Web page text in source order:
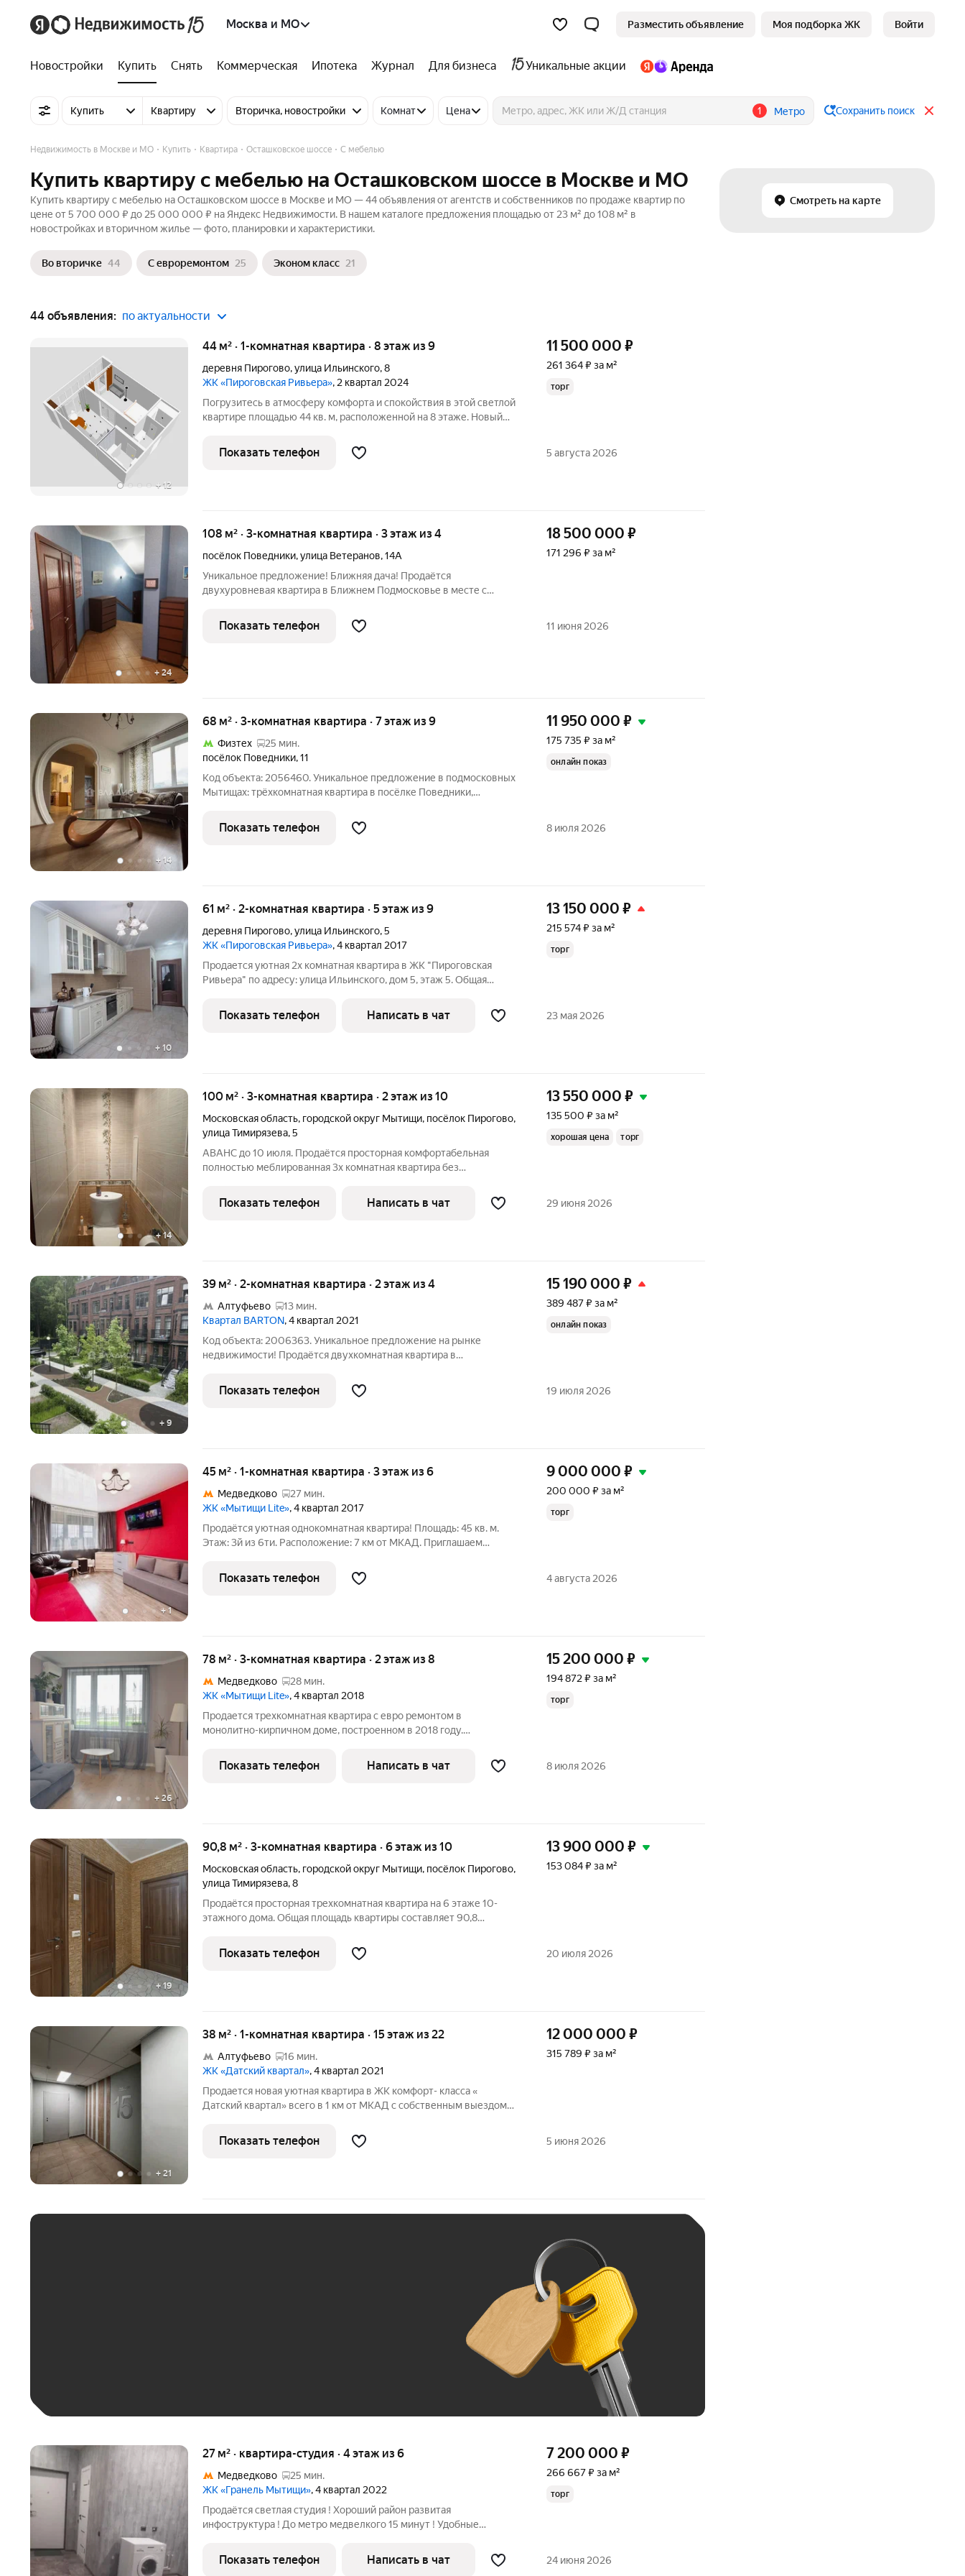
Москва и МО Разместить объявление Моя подборка ЖК Войти
Новостройки Купить Снять Коммерческая Ипотека Журнал Для бизнеса Уникальные акции
Купить Квартиру Вторичка, новостройки Комнат Цена 1 Метро Сохранить поиск
Смотреть на карте
Недвижимость в Москве и МО Купить Квартира Осташковское шоссе С мебелью
Купить квартиру с мебелью на Осташковском шоссе в Москве и МО
Купить квартиру с мебелью на Осташковском шоссе в Москве и МО — 44 объявления от агентств и собственников по продаже квартир по
цене от 5 700 000 ₽ до 25 000 000 ₽ на Яндекс Недвижимости. В нашем каталоге предложения площадью от 23 м² до 108 м² в
новостройках и вторичном жилье — фото, планировки и характеристики.
Во вторичке 44 С евроремонтом 25 Эконом класс 21
44 объявления: по актуальности
+12
44 м² · 1-комнатная квартира · 8 этаж из 9
деревня Пирогово,улица Ильинского,8
ЖК «Пироговская Ривьера», 2 квартал 2024
Погрузитесь в атмосферу комфорта и спокойствия в этой светлой
квартире площадью 44 кв. м, расположенной на 8 этаже. Новый
идеальным местом для жизни. Из окон открывается потрясающий
вид на
11 500 000 ₽
261 364 ₽ за м²
торг
Показать телефон 5 августа 2026
+ 24
108 м² · 3-комнатная квартира · 3 этаж из 4
посёлок Поведники,улица Ветеранов,14А
Уникальное предложение! Ближняя дача! Продаётся
двухуровневая квартира в Ближнем Подмосковье в месте с
этажного дома на закрытой территории поселка Поведники
Мытищинского района.Общая площадь
18 500 000 ₽
171 296 ₽ за м²
Показать телефон 11 июня 2026
+ 14
68 м² · 3-комнатная квартира · 7 этаж из 9
Физтех
25 мин.
посёлок Поведники,11
Код объекта: 2056460. Уникальное предложение в подмосковных
Мытищах: трёхкомнатная квартира в посёлке Поведники,
Продаётся трёхкомнатная квартира площадью 68 кв. м на седьмом
этаже
11 950 000 ₽
175 735 ₽ за м²
онлайн показ
Показать телефон 8 июля 2026
+ 10
61 м² · 2-комнатная квартира · 5 этаж из 9
деревня Пирогово,улица Ильинского,5
ЖК «Пироговская Ривьера», 4 квартал 2017
Продается уютная 2х комнатная квартира в ЖК "Пироговская
Ривьера" по адресу: улица Ильинского, дом 5, этаж 5. Общая
комната 1 -22 метра, комната 2 -20 метров, прихожая - 6 метров,
совмещенный
13 150 000 ₽
215 574 ₽ за м²
торг
Показать телефон Написать в чат 23 мая 2026
+14
100 м² · 3-комнатная квартира · 2 этаж из 10
Московская область, городской округ Мытищи, посёлок Пирогово,
улица Тимирязева,5
АВАНС до 10 июля. Продаётся просторная комфортабельная
полностью меблированная 3х комнатная квартира без
постройки. Общая площадь без учёта остекленной лоджии 96.5 кв
м. Большая кухня-гостиная. В
13 550 000 ₽
135 500 ₽ за м²
хорошая цена торг
Показать телефон Написать в чат 29 июня 2026
+ 9
39 м² · 2-комнатная квартира · 2 этаж из 4
Алтуфьево
13 мин.
Квартал BARTON, 4 квартал 2021
Код объекта: 2006363. Уникальное предложение на рынке
недвижимости! Продаётся двухкомнатная квартира в
Жилой комплекс клубного типа "Бартон" по сути не имеет
аналогов в данной локации,
15 190 000 ₽
389 487 ₽ за м²
онлайн показ
Показать телефон 19 июля 2026
+1
45 м² · 1-комнатная квартира · 3 этаж из 6
Медведково
27 мин.
ЖК «Мытищи Lite», 4 квартал 2017
Продаётся уютная однокомнатная квартира! Площадь: 45 кв. м.
Этаж: 3й из 6ти. Расположение: 7 км от МКАД. Приглашаем
однокомнатной квартиры в современном ЖК идеальное
сочетание городской
9 000 000 ₽
200 000 ₽ за м²
торг
Показать телефон 4 августа 2026
+ 26
78 м² · 3-комнатная квартира · 2 этаж из 8
Медведково
28 мин.
ЖК «Мытищи Lite», 4 квартал 2018
Продается трехкомнатная квартира с евро ремонтом в
монолитно-кирпичном доме, построенном в 2018 году.
и принимать гостей, оборудована необходимой мебелью и
техникой. В квартире сделана
15 200 000 ₽
194 872 ₽ за м²
торг
Показать телефон Написать в чат 8 июля 2026
+19
90,8 м² · 3-комнатная квартира · 6 этаж из 10
Московская область, городской округ Мытищи, посёлок Пирогово,
улица Тимирязева,8
Продаётся просторная трехкомнатная квартира на 6 этаже 10-
этажного дома. Общая площадь квартиры составляет 90,8
метров. Для тех, кому важен комфорт и удобство, это идеальный
вариант. Квартира
13 900 000 ₽
153 084 ₽ за м²
Показать телефон 20 июля 2026
+ 21
38 м² · 1-комнатная квартира · 15 этаж из 22
Алтуфьево
16 мин.
ЖК «Датский квартал», 4 квартал 2021
Продается новая уютная квартира в ЖК комфорт- класса «
Датский квартал» всего в 1 км от МКАД с собственным выездом
Медведково, Алтуфьево можно за 10 мин на авто, от ЖК ходит
маршрутный автобус, также
12 000 000 ₽
315 789 ₽ за м²
Показать телефон 5 июня 2026
27 м² · квартира-студия · 4 этаж из 6
Медведково
25 мин.
ЖК «Гранель Мытищи», 4 квартал 2022
Продаётся светлая студия ! Хороший район развитая
инфоструктура ! До метро медвелкого 15 минут ! Удобные
7 200 000 ₽
266 667 ₽ за м²
торг
Показать телефон Написать в чат 24 июня 2026